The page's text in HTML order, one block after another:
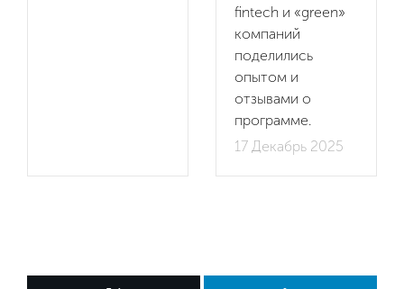
fintech и «green»
компаний
поделились
опытом и
отзывами о
программе.
17 Декабрь 2025